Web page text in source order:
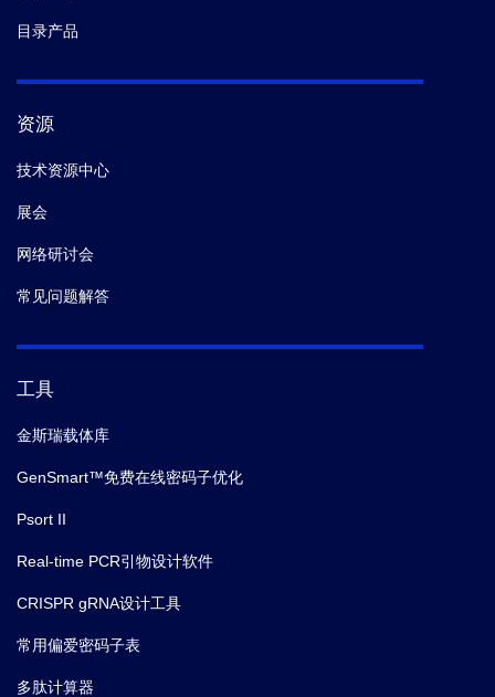
目录产品
资源
技术资源中心
展会
网络研讨会
常见问题解答
工具
金斯瑞载体库
GenSmart™免费在线密码子优化
Psort II
Real-time PCR引物设计软件
CRISPR gRNA设计工具
常用偏爱密码子表
多肽计算器